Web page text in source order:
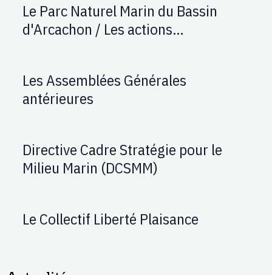
Le Parc Naturel Marin du Bassin
d'Arcachon / Les actions
Les Assemblées Générales
antérieures
Directive Cadre Stratégie pour le
Milieu Marin (DCSMM)
Le Collectif Liberté Plaisance